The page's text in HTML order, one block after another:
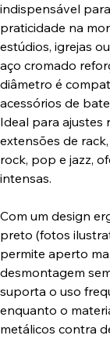
indispensável
praticidade na
estúdios, igrejas
aço cromado
diâmetro é
acessórios de
Ideal para ajustes
extensões de
rock, pop e jazz,
intensas.
Com um design
preto (fotos
permite aperto
desmontagem
suporta o uso
enquanto o
metálicos contra